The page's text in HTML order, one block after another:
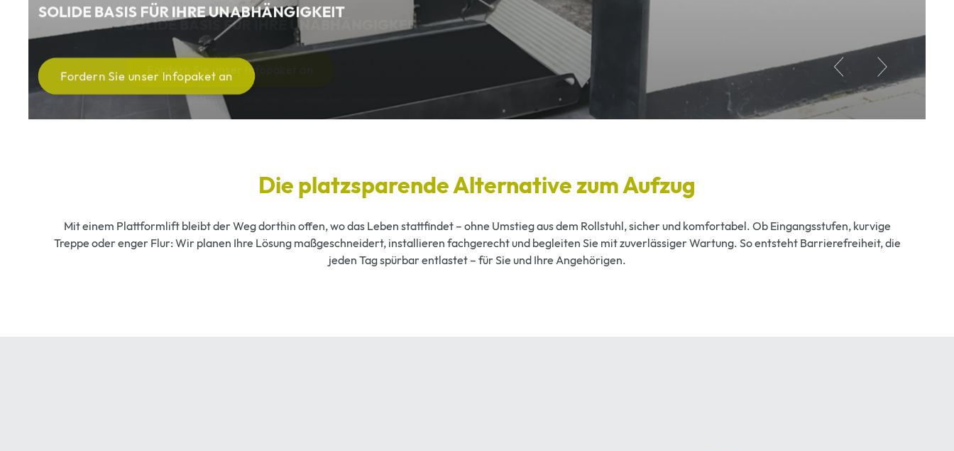
SOLIDE BASIS FÜR IHRE UNABHÄNGIGKEIT
Fordern Sie unser Infopaket an
Die platzsparende Alternative zum Aufzug
Mit einem Plattformlift bleibt der Weg dorthin offen, wo das Leben stattfindet – ohne Umstieg aus dem Rollstuhl, sicher und komfortabel. Ob Eingangsstufen, kurvige
Treppe oder enger Flur: Wir planen Ihre Lösung maßgeschneidert, installieren fachgerecht und begleiten Sie mit zuverlässiger Wartung. So entsteht Barrierefreiheit, die
jeden Tag spürbar entlastet – für Sie und Ihre Angehörigen.